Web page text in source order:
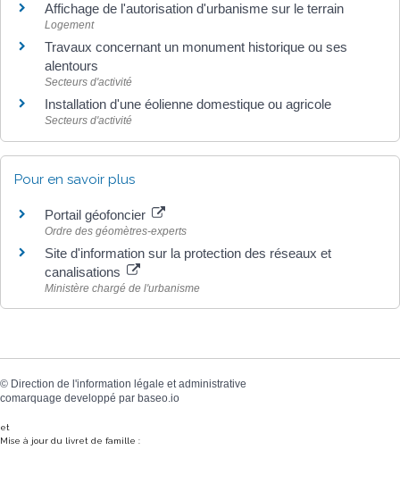
Affichage de l'autorisation d'urbanisme sur le terrain
Logement
Travaux concernant un monument historique ou ses
alentours
Secteurs d'activité
Installation d'une éolienne domestique ou agricole
Secteurs d'activité
Pour en savoir plus
Portail géofoncier
Ordre des géomètres-experts
Site d'information sur la protection des réseaux et
canalisations
Ministère chargé de l'urbanisme
© Direction de l'information légale et administrative
comarquage developpé par baseo.io
et
Mise à jour du livret de famille :